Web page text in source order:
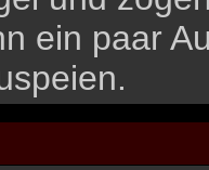
ein paar